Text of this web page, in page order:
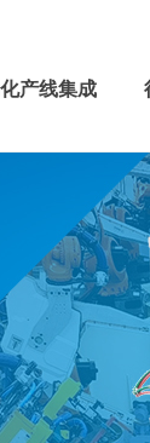
产线集成